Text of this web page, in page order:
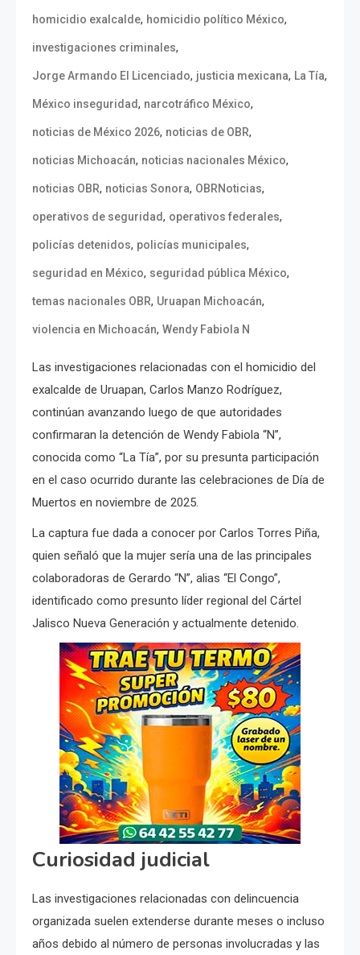
homicidio exalcalde, homicidio político México,
investigaciones criminales,
Jorge Armando El Licenciado, justicia mexicana, La Tía,
México inseguridad, narcotráfico México,
noticias de México 2026, noticias de OBR,
noticias Michoacán, noticias nacionales México,
noticias OBR, noticias Sonora, OBRNoticias,
operativos de seguridad, operativos federales,
policías detenidos, policías municipales,
seguridad en México, seguridad pública México,
temas nacionales OBR, Uruapan Michoacán,
violencia en Michoacán, Wendy Fabiola N
Las investigaciones relacionadas con el homicidio del
exalcalde de Uruapan, Carlos Manzo Rodríguez,
continúan avanzando luego de que autoridades
confirmaran la detención de Wendy Fabiola “N”,
conocida como “La Tía”, por su presunta participación
en el caso ocurrido durante las celebraciones de Día de
Muertos en noviembre de 2025.
La captura fue dada a conocer por Carlos Torres Piña,
quien señaló que la mujer sería una de las principales
colaboradoras de Gerardo “N”, alias “El Congo”,
identificado como presunto líder regional del Cártel
Jalisco Nueva Generación y actualmente detenido.
Curiosidad judicial
Las investigaciones relacionadas con delincuencia
organizada suelen extenderse durante meses o incluso
años debido al número de personas involucradas y las